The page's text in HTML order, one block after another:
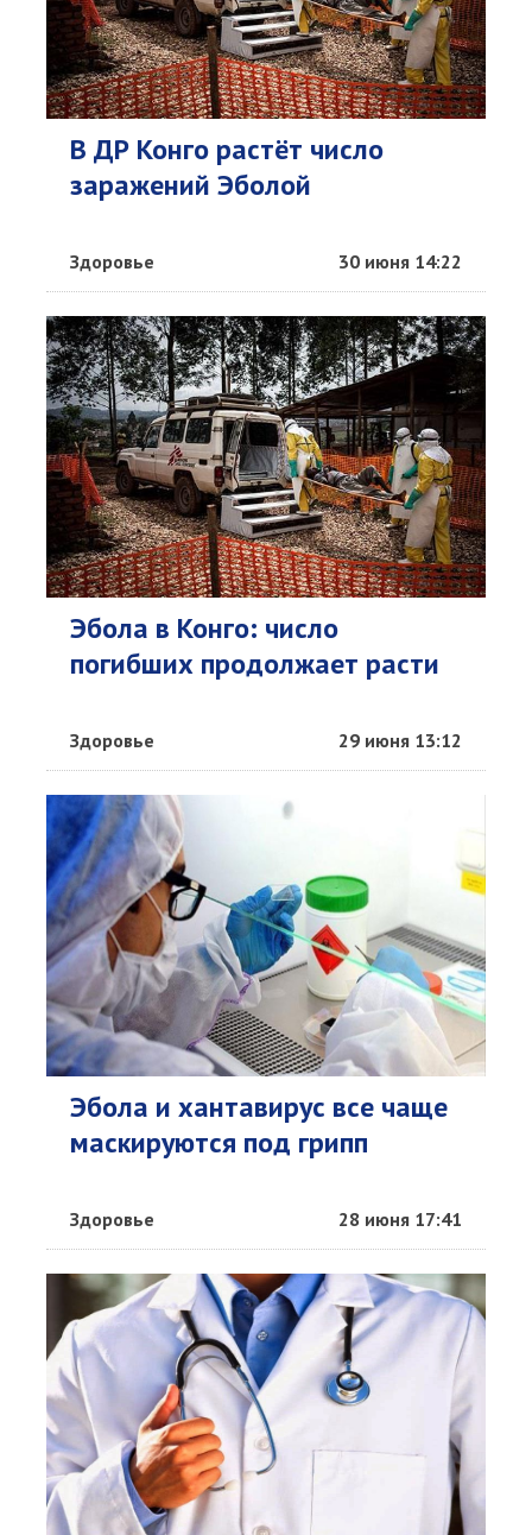
В ДР Конго растёт число
заражений Эболой
Здоровье 30 июня 14:22
Эбола в Конго: число
погибших продолжает расти
Здоровье 29 июня 13:12
Эбола и хантавирус все чаще
маскируются под грипп
Здоровье 28 июня 17:41